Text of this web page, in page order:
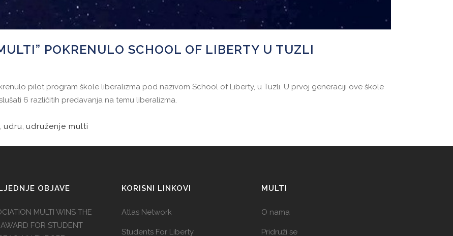
POKRENULO SCHOOL OF LIBERTY U TUZLI
pilot program škole liberalizma pod nazivom School of Liberty, u Tuzli. U prvoj generaciji ove škole
6 različitih predavanja na temu liberalizma.
, udru, udruženje multi
OBJAVE
MULTI WINS THE
FOR STUDENT
KORISNI LINKOVI
Atlas Network
Students For Liberty
MULTI
O nama
Pridruži se